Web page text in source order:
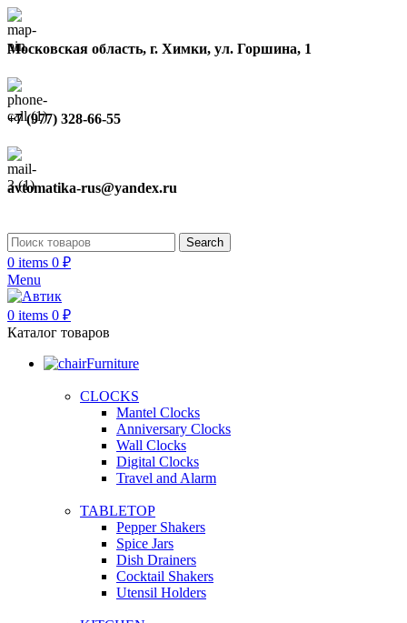
Московская область, г. Химки, ул. Горшина, 1
+7 (977) 328-66-55
avtomatika-rus@yandex.ru
Search
0 items 0 ₽
Menu
0 items 0 ₽
Каталог товаров
Furniture
CLOCKS
Mantel Clocks
Anniversary Clocks
Wall Clocks
Digital Clocks
Travel and Alarm
TABLETOP
Pepper Shakers
Spice Jars
Dish Drainers
Сocktail Shakers
Utensil Holders